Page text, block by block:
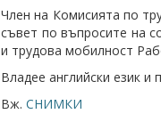
Член на Комисията по
съвет по въпросите на
и трудова мобилност
Владее английски език и
Вж. СНИМКИ